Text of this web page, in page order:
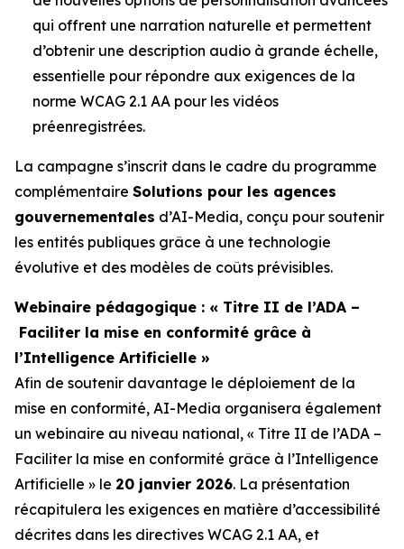
qui offrent une narration naturelle et permettent
d’obtenir une description audio à grande échelle,
essentielle pour répondre aux exigences de la
norme WCAG 2.1 AA pour les vidéos
préenregistrées.
La campagne s’inscrit dans le cadre du programme
complémentaire Solutions pour les agences
gouvernementales d’AI-Media, conçu pour soutenir
les entités publiques grâce à une technologie
évolutive et des modèles de coûts prévisibles.
Webinaire pédagogique : « Titre II de l’ADA –
Faciliter la mise en conformité grâce à
l’Intelligence Artificielle »
Afin de soutenir davantage le déploiement de la
mise en conformité, AI-Media organisera également
un webinaire au niveau national, « Titre II de l’ADA –
Faciliter la mise en conformité grâce à l’Intelligence
Artificielle » le 20 janvier 2026. La présentation
récapitulera les exigences en matière d’accessibilité
décrites dans les directives WCAG 2.1 AA, et